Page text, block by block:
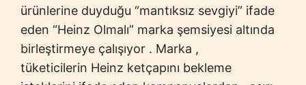
ürünlerine duyduğu “mantıksız sevgiyi” ifade
eden “Heinz Olmalı” marka şemsiyesi altında
birleştirmeye çalışıyor . Marka ,
tüketicilerin Heinz ketçapını bekleme